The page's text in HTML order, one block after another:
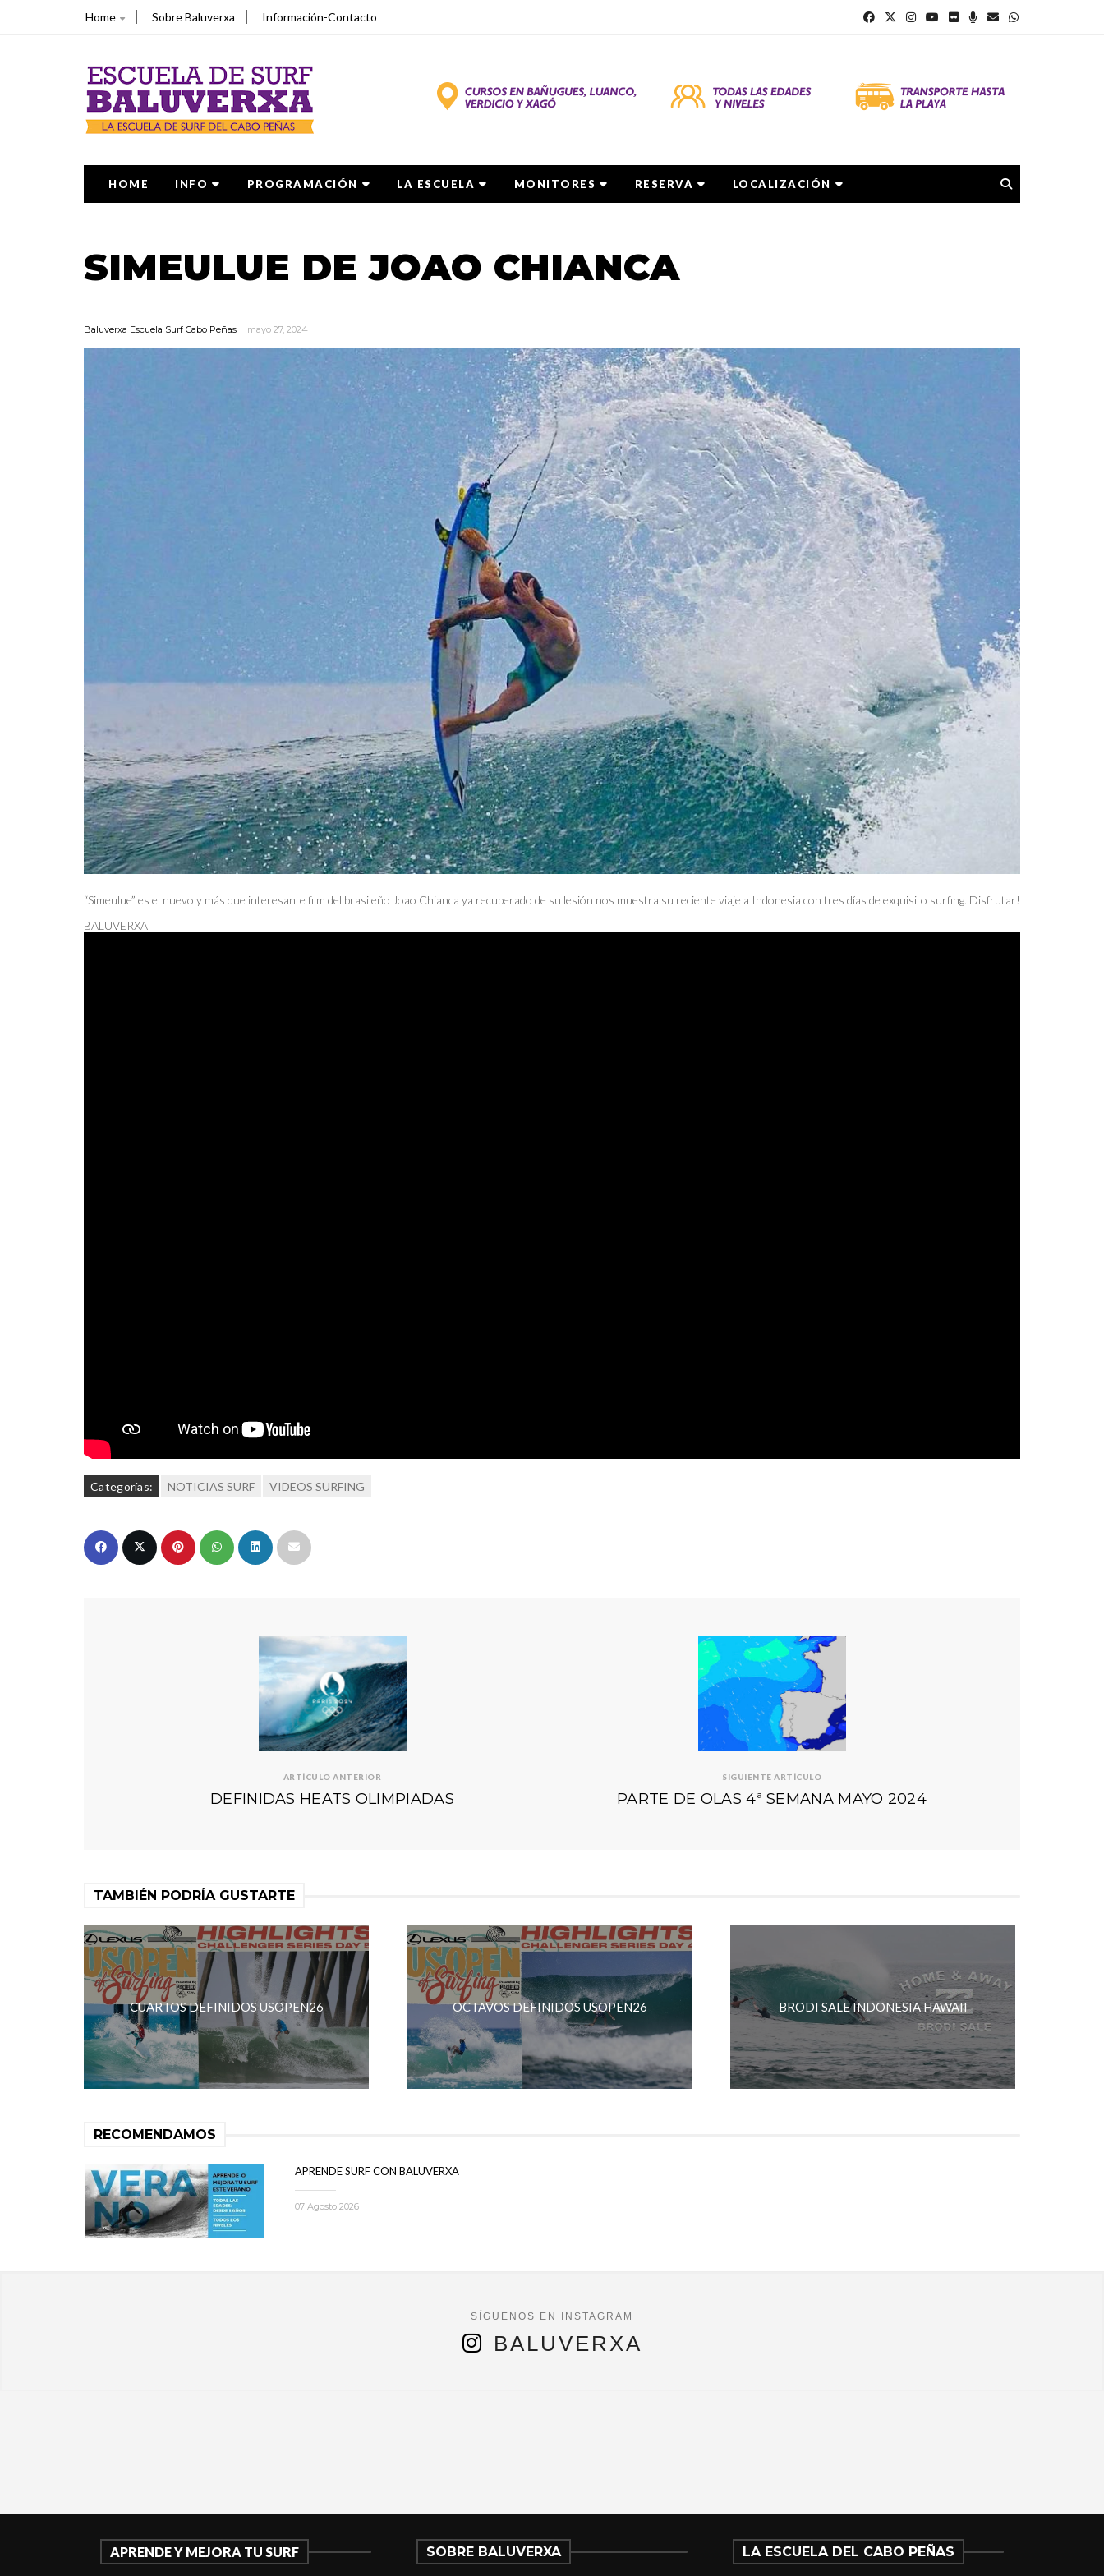
Home Sobre Baluverxa Información-Contacto
HOME INFO PROGRAMACIÓN LA ESCUELA MONITORES RESERVA LOCALIZACIÓN
SIMEULUE DE JOAO CHIANCA
Baluverxa Escuela Surf Cabo Peñas mayo 27, 2024
“Simeulue” es el nuevo y más que interesante film del brasileño Joao Chianca ya recuperado de su lesión nos muestra su reciente viaje a Indonesia con tres días de exquisito surfing. Disfrutar!
BALUVERXA
Categorías: NOTICIAS SURF VIDEOS SURFING
ARTÍCULO ANTERIOR
DEFINIDAS HEATS OLIMPIADAS
SIGUIENTE ARTÍCULO
PARTE DE OLAS 4ª SEMANA MAYO 2024
TAMBIÉN PODRÍA GUSTARTE
CUARTOS DEFINIDOS USOPEN26 OCTAVOS DEFINIDOS USOPEN26 BRODI SALE INDONESIA HAWAII
RECOMENDAMOS
APRENDE SURF CON BALUVERXA
07 Agosto 2026
BALUVERXA
APRENDE Y MEJORA TU SURF SOBRE BALUVERXA LA ESCUELA DEL CABO PEÑAS